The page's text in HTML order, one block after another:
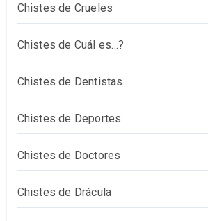
Chistes de Crueles
Chistes de Cuál es…?
Chistes de Dentistas
Chistes de Deportes
Chistes de Doctores
Chistes de Drácula